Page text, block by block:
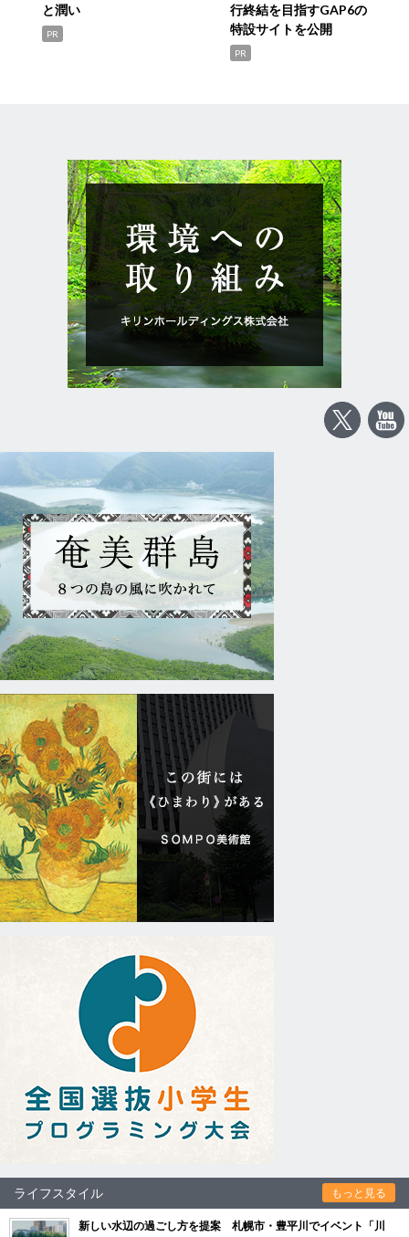
と潤い
PR
行終結を目指すGAP6の
特設サイトを公開
PR
ライフスタイル もっと見る
新しい水辺の過ごし方を提案 札幌市・豊平川でイベント「川